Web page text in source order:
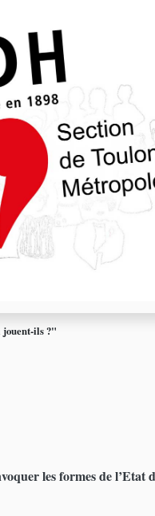
jouent-ils ?"
les formes de